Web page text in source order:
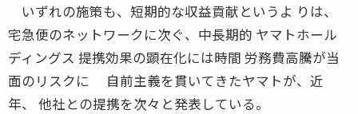
いずれの施策も、短期的な収益貢献というよ りは、
宅急便のネットワークに次ぐ、中長期的 ヤマトホール
ディングス 提携効果の顕在化には時間 労務費高騰が当
面のリスクに 自前主義を貫いてきたヤマトが、近
年、 他社との提携を次々と発表している。